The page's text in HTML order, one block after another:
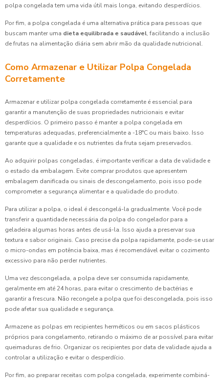
polpa congelada tem uma vida útil mais longa, evitando desperdícios.
Por fim, a polpa congelada é uma alternativa prática para pessoas que
buscam manter uma dieta equilibrada e saudável, facilitando a inclusão
de frutas na alimentação diária sem abrir mão da qualidade nutricional.
Como Armazenar e Utilizar Polpa Congelada
Corretamente
Armazenar e utilizar polpa congelada corretamente é essencial para
garantir a manutenção de suas propriedades nutricionais e evitar
desperdícios. O primeiro passo é manter a polpa congelada em
temperaturas adequadas, preferencialmente a -18°C ou mais baixo. Isso
garante que a qualidade e os nutrientes da fruta sejam preservados.
Ao adquirir polpas congeladas, é importante verificar a data de validade e
o estado da embalagem. Evite comprar produtos que apresentem
embalagem danificada ou sinais de descongelamento, pois isso pode
comprometer a segurança alimentar e a qualidade do produto.
Para utilizar a polpa, o ideal é descongelá-la gradualmente. Você pode
transferir a quantidade necessária da polpa do congelador para a
geladeira algumas horas antes de usá-la. Isso ajuda a preservar sua
textura e sabor originais. Caso precise da polpa rapidamente, pode-se usar
o micro-ondas em potência baixa, mas é recomendável evitar o cozimento
excessivo para não perder nutrientes.
Uma vez descongelada, a polpa deve ser consumida rapidamente,
geralmente em até 24 horas, para evitar o crescimento de bactérias e
garantir a frescura. Não recongele a polpa que foi descongelada, pois isso
pode afetar sua qualidade e segurança.
Armazene as polpas em recipientes herméticos ou em sacos plásticos
próprios para congelamento, retirando o máximo de ar possível para evitar
queimaduras de frio. Organizar os recipientes por data de validade ajuda a
controlar a utilização e evitar o desperdício.
Por fim, ao preparar receitas com polpa congelada, experimente combiná-